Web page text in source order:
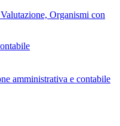
Organismi con
amministrativa e contabile